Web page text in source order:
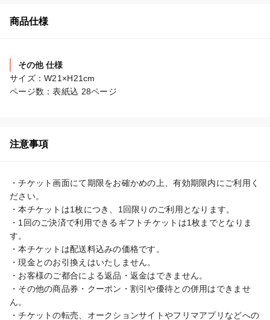
商品仕様
その他 仕様
サイズ：W21×H21cm
ページ数：表紙込 28ページ
注意事項
・チケット画面にて期限をお確かめの上、有効期限内にご利用く
ださい。
・本チケットは1枚につき、1回限りのご利用となります。
・1回のご決済で利用できるギフトチケットは1枚までとなりま
す。
・本チケットは配送料込みの価格です。
・現金とのお引換えはいたしません。
・お客様のご都合による返品・返金はできません。
・その他の商品券・クーポン・割引や優待との併用はできませ
ん。
・チケットの転売、オークションサイトやフリマアプリなどへの